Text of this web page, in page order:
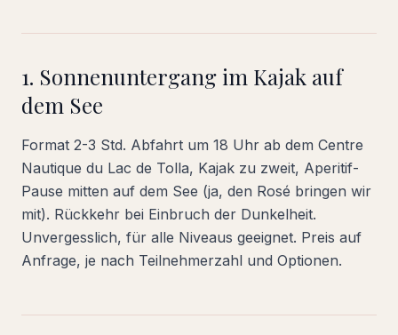
1. Sonnenuntergang im Kajak auf
dem See
Format 2-3 Std. Abfahrt um 18 Uhr ab dem Centre
Nautique du Lac de Tolla, Kajak zu zweit, Aperitif-
Pause mitten auf dem See (ja, den Rosé bringen wir
mit). Rückkehr bei Einbruch der Dunkelheit.
Unvergesslich, für alle Niveaus geeignet. Preis auf
Anfrage, je nach Teilnehmerzahl und Optionen.